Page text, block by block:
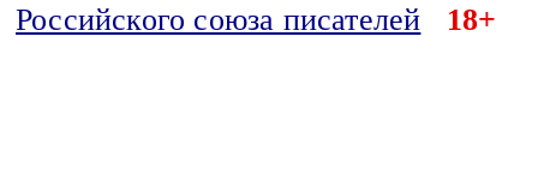
Российского союза писателей
18+